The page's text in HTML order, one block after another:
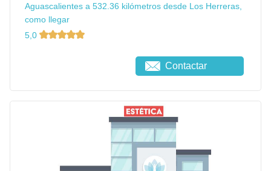
Aguascalientes a 532.36 kilómetros desde Los Herreras,
como llegar
5,0
Contactar